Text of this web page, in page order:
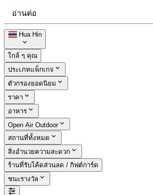
อ่านต่อ
Hua Hin
ใกล้ ๆ คุณ
ประเภทแพ็กเกจ
ตัวกรองยอดนิยม
ราคา
อาหาร
Open Air Outdoor
สถานที่ทั้งหมด
สิ่งอำนวยความสะดวก
ร้านที่รับโค้ดส่วนลด / กิฟต์การ์ด
ชนะรางวัล